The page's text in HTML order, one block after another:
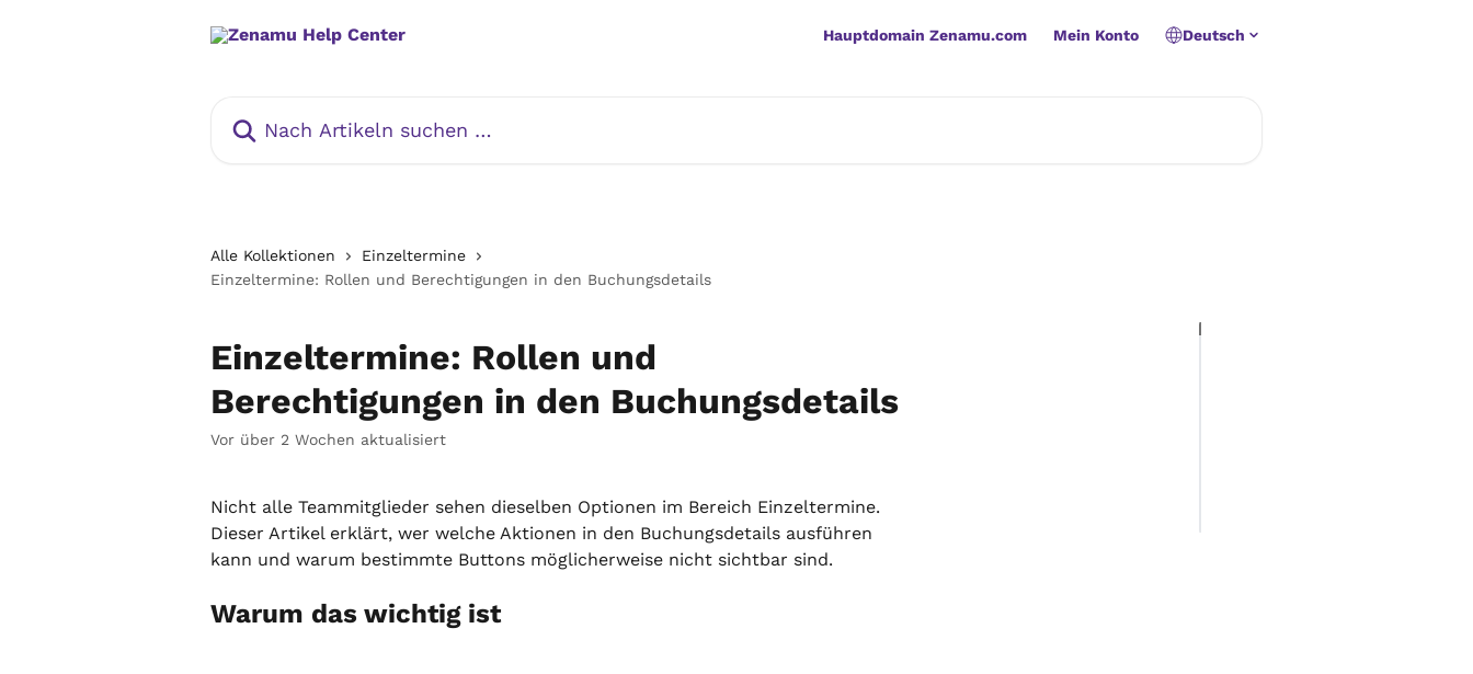
Hauptdomain Zenamu.com Mein Konto Deutsch
Alle Kollektionen
Einzeltermine
Einzeltermine: Rollen und Berechtigungen in den Buchungsdetails
Einzeltermine: Rollen und
Berechtigungen in den Buchungsdetails
Vor über 2 Wochen aktualisiert
Nicht alle Teammitglieder sehen dieselben Optionen im Bereich Einzeltermine.
Dieser Artikel erklärt, wer welche Aktionen in den Buchungsdetails ausführen
kann und warum bestimmte Buttons möglicherweise nicht sichtbar sind.
Warum das wichtig ist